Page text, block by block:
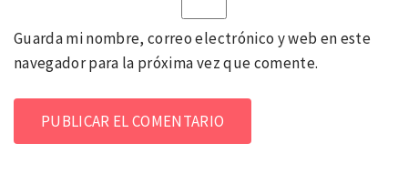
Guarda mi nombre, correo electrónico y web en este
navegador para la próxima vez que comente.